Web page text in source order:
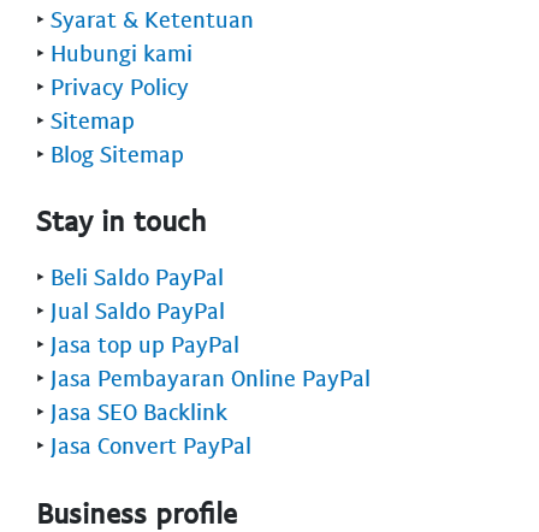
‣ Syarat & Ketentuan
‣ Hubungi kami
‣ Privacy Policy
‣ Sitemap
‣ Blog Sitemap
Stay in touch
‣ Beli Saldo PayPal
‣ Jual Saldo PayPal
‣ Jasa top up PayPal
‣ Jasa Pembayaran Online PayPal
‣ Jasa SEO Backlink
‣ Jasa Convert PayPal
Business profile